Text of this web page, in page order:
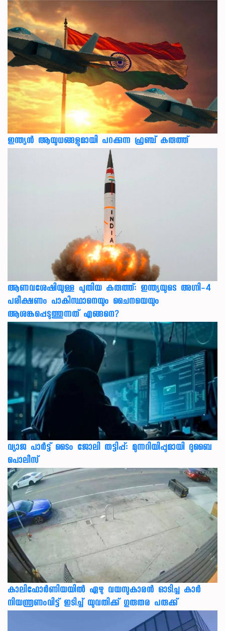
ഇന്ത്യൻ ആയുധങ്ങളുമായി പറക്കുന്ന ഫ്രഞ്ച് കരുത്ത്
ആണവശേഷിയുള്ള പുതിയ കരുത്ത്: ഇന്ത്യയുടെ അഗ്നി-4
പരീക്ഷണം പാകിസ്ഥാനെയും ചൈനയെയും
ആശങ്കപ്പെടുത്തുന്നത് എങ്ങനെ?
വ്യാജ പാർട്ട് ടൈം ജോലി തട്ടിപ്പ്: മുന്നറിയിപ്പുമായി ദുബൈ
പൊലീസ്
കാലിഫോര്‍ണിയയില്‍ ഏഴു വയസുകാരന്‍ ഓടിച്ച കാര്‍
നിയന്ത്രണംവിട്ട് ഇടിച്ച് യുവതിക്ക് ഗുരുതര പരുക്ക്